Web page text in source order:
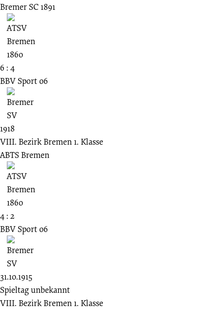
Bremer SC 1891
6 : 4
BBV Sport 06
1918
VIII. Bezirk Bremen 1. Klasse
ABTS Bremen
4 : 2
BBV Sport 06
31.10.1915
Spieltag unbekannt
VIII. Bezirk Bremen 1. Klasse